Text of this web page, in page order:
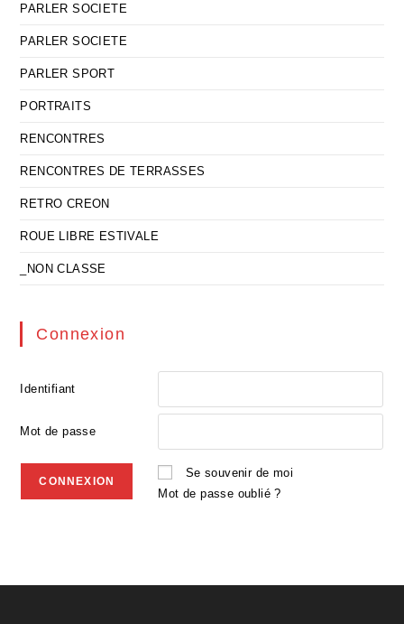
PARLER SOCIETE
PARLER SOCIETE
PARLER SPORT
PORTRAITS
RENCONTRES
RENCONTRES DE TERRASSES
RETRO CREON
ROUE LIBRE ESTIVALE
_NON CLASSE
Connexion
Identifiant
Mot de passe
Se souvenir de moi
Mot de passe oublié ?